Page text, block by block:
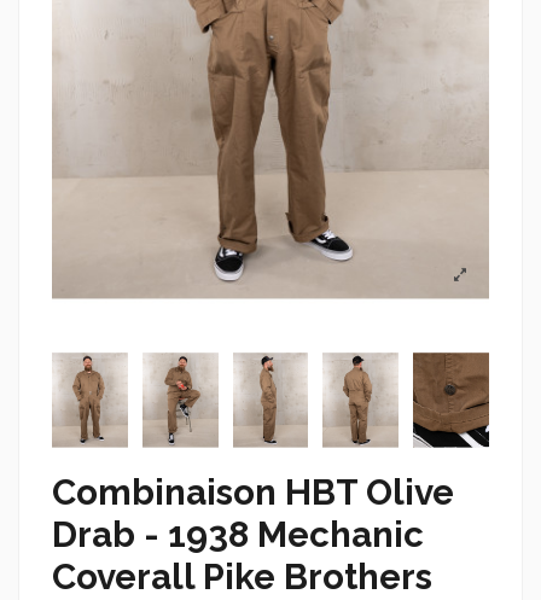
Combinaison HBT Olive
Drab - 1938 Mechanic
Coverall Pike Brothers